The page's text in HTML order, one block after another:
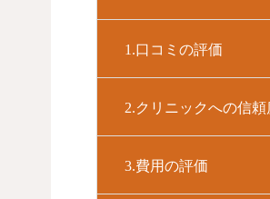
1.口コミの評価
2.クリニックへの信頼
3.費用の評価